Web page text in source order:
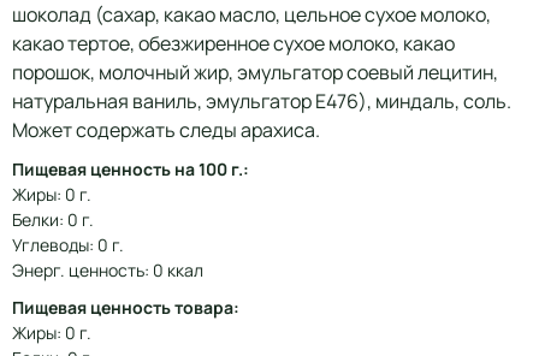
шоколад (сахар, какао масло, цельное сухое молоко,
какао тертое, обезжиренное сухое молоко, какао
порошок, молочный жир, эмульгатор соевый лецитин,
натуральная ваниль, эмульгатор Е476), миндаль, соль.
Может содержать следы арахиса.
Пищевая ценность на 100 г.:
Жиры: 0 г.
Белки: 0 г.
Углеводы: 0 г.
Энерг. ценность: 0 ккал
Пищевая ценность товара:
Жиры: 0 г.